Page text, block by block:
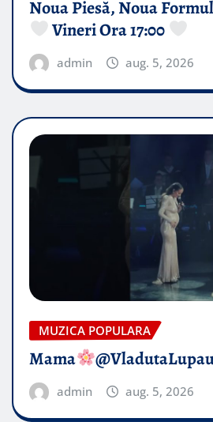
Noua Piesă, Noua
Vineri Ora 17:00
admin aug. 5, 2026
MUZICA POPULARA
Mama
admin aug. 5, 2026